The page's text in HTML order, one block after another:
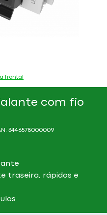
frontal
com fio
3446578000009
traseira, rápidos e